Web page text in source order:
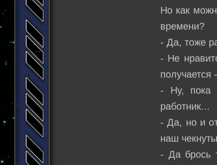
Но как
времени?
- Да, тоже
- Не
получается
- Ну, пока
работник...
- Да, но и
наш
- Да брось